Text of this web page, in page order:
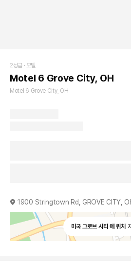
2성급 · 모텔
Motel 6 Grove City, OH
Motel 6 Grove City, OH
1900 Stringtown Rd, GROVE CITY,
미국 그로브 시티 에 위치